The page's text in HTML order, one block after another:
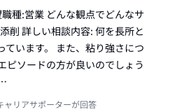
種:営業 どんな観点でどんなサ
削 詳しい相談内容: 何を長所と
ています。 また、粘り強さにつ
ピソードの方が良いのでしょう
ャリアサポーターが回答